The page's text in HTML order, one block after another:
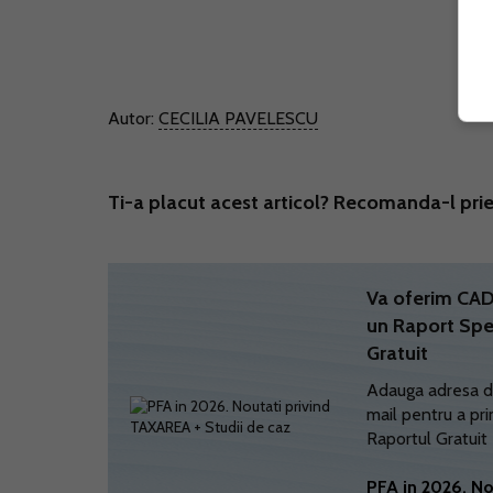
Autor: CECILIA PAVELESCU
Ti-a placut acest articol? Recomanda-l
Va oferim
un Raport
Gratuit
Adauga adresa
mail pentru a
Raportul Gratuit
PFA in 2026.